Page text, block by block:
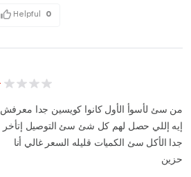
Helpful 0
من سئ لأسوأ الأول كانوا كويسين جدا معرفش
إيه إللي حصل لهم كل شئ سئ التوصيل إتأخر
جدا الأكل سئ الكميات قليله السعر غالي أنا
حزين